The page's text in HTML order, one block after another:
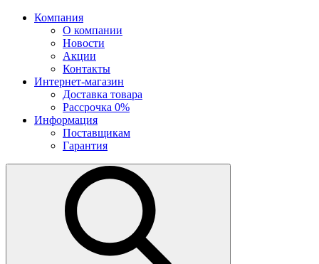
Компания
О компании
Новости
Акции
Контакты
Интернет-магазин
Доставка товара
Рассрочка 0%
Информация
Поставщикам
Гарантия